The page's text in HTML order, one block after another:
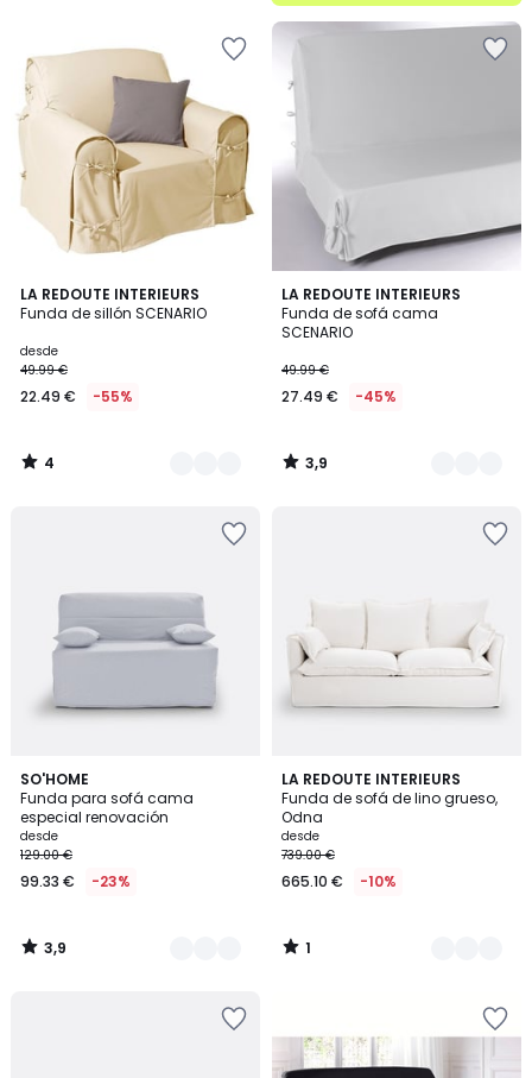
LA REDOUTE INTERIEURS
Funda de sillón SCENARIO
desde
49.99 €
22.49 € -55%
4
/
6
Colores
4
/
LA REDOUTE INTERIEURS
Funda de sofá cama
SCENARIO
49.99 €
27.49 € -45%
3,9
/ 5
7
Colores
3,9
/
SO'HOME
Funda para sofá cama
especial renovación
desde
129.00 €
99.33 € -23%
3,9
/ 5
6
Colores
3,9
/
LA REDOUTE INTERIEURS
Funda de sofá de lino grueso,
Odna
desde
739.00 €
665.10 € -10%
1
/
5
2
Colores
1
/